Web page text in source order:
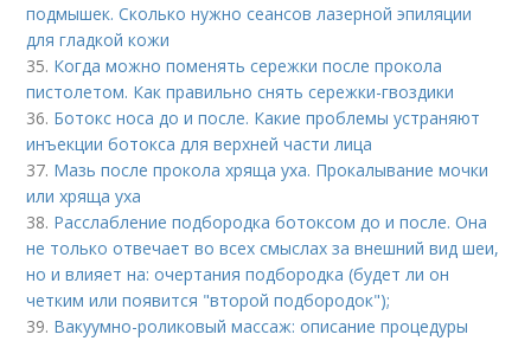
подмышек. Сколько нужно сеансов лазерной эпиляции
для гладкой кожи
35. Когда можно поменять сережки после прокола
пистолетом. Как правильно снять сережки-гвоздики
36. Ботокс носа до и после. Какие проблемы устраняют
инъекции ботокса для верхней части лица
37. Мазь после прокола хряща уха. Прокалывание мочки
или хряща уха
38. Расслабление подбородка ботоксом до и после. Она
не только отвечает во всех смыслах за внешний вид шеи,
но и влияет на: очертания подбородка (будет ли он
четким или появится "второй подбородок");
39. Вакуумно-роликовый массаж: описание процедуры